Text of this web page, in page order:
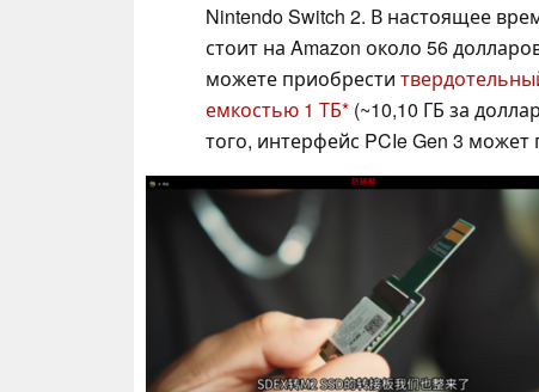
Nintendo Switch 2. В настоящее
стоит на Amazon около 56
можете приобрести
емкостью 1 ТБ (~10,10 ГБ за
того, интерфейс PCIe Gen 3